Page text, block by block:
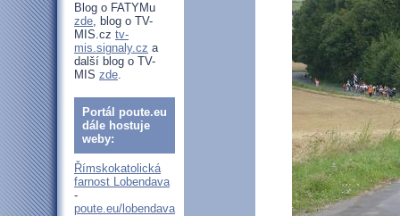
Blog o FATYMu
zde, blog o TV-
MIS.cz tv-
mis.signaly.cz a
další blog o TV-
MIS zde.
Portál poute.eu
dále hostuje
weby:
Římskokatolická
farnost Lobendava
-
poute.eu/lobendava